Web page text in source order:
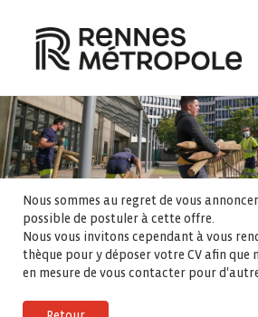
Nous sommes au regret de vous
possible de postuler à cette offre.
Nous vous invitons cependant à vous
thèque pour y déposer votre CV afin que
en mesure de vous contacter pour